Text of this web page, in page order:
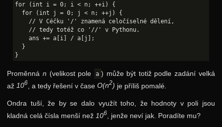
for (int i = 0; i < n; ++i) {
  for (int j = 0; j < n; ++j) {
    // V Céčku '/' znamená celočíselné dělení,
    // tedy totéž co '//' v Pythonu.
    ans += a[i] / a[j];
  }
Proměnnán (velikost pole a ) může být totiž podle zadání velká
až106 , a tedy řešení v časeO(n2) je příliš pomalé.
Ondra tuší, že by se dalo využít toho, že hodnoty v poli jsou
kladná celá čísla menší než 106 , jenže neví jak. Poradíte mu?